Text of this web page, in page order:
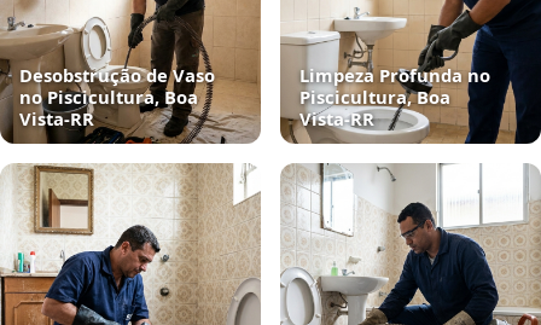
Desobstrução de Vaso
no Piscicultura, Boa
Vista‑RR
Limpeza Profunda no
Piscicultura, Boa
Vista‑RR